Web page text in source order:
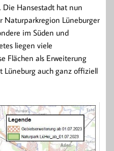
Hansestadt hat nun
Naturparkregion Lüneburger
im Süden und
liegen viele
Flächen als Erweiterung
Lüneburg auch ganz offiziell